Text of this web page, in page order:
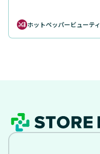
ホットペッパービューテ